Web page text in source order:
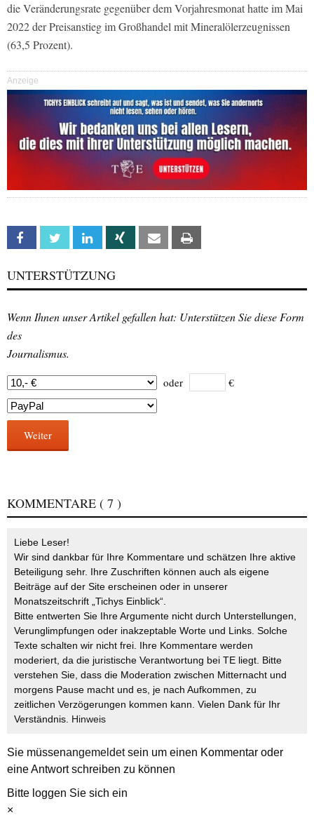
die Veränderungsrate gegenüber dem Vorjahresmonat hatte im Mai
2022 der Preisanstieg im Großhandel mit Mineralölerzeugnissen
(63,5 Prozent).
Anzeige
Facebook Twitter Linkedin Xing Email
UNTERSTÜTZUNG
Wenn Ihnen unser Artikel gefallen hat: Unterstützen Sie diese Form
des
Journalismus.
oder €
Weiter
KOMMENTARE ( 7 )
Liebe Leser!
Wir sind dankbar für Ihre Kommentare und schätzen Ihre aktive
Beteiligung sehr. Ihre Zuschriften können auch als eigene
Beiträge auf der Site erscheinen oder in unserer
Monatszeitschrift „Tichys Einblick“.
Bitte entwerten Sie Ihre Argumente nicht durch Unterstellungen,
Verunglimpfungen oder inakzeptable Worte und Links. Solche
Texte schalten wir nicht frei. Ihre Kommentare werden
moderiert, da die juristische Verantwortung bei TE liegt. Bitte
verstehen Sie, dass die Moderation zwischen Mitternacht und
morgens Pause macht und es, je nach Aufkommen, zu
zeitlichen Verzögerungen kommen kann. Vielen Dank für Ihr
Verständnis. Hinweis
Sie müssenangemeldetsein um einen Kommentar oder
eine Antwort schreiben zu können
Bitte loggen Sie sich ein
×